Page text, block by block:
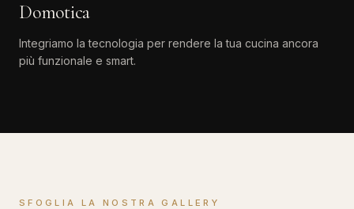
Domotica
Integriamo la tecnologia per rendere la tua cucina ancora
più funzionale e smart.
SFOGLIA LA NOSTRA GALLERY